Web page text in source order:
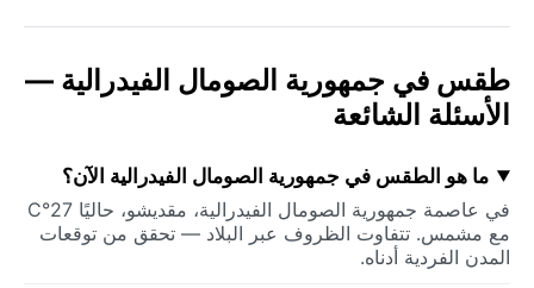
طقس في جمهورية الصومال الفيدرالية —
الأسئلة الشائعة
ما هو الطقس في جمهورية الصومال الفيدرالية الآن؟
في عاصمة جمهورية الصومال الفيدرالية، مقديشو، حاليًا 27°C
مع مشمس. تتفاوت الظروف عبر البلاد — تحقق من توقعات
المدن الفردية أدناه.